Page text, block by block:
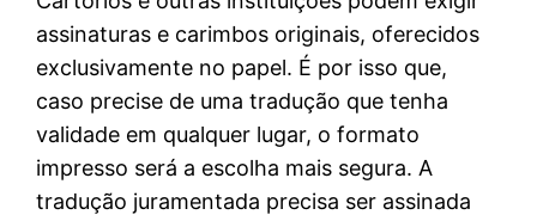
assinaturas e carimbos originais, oferecidos
exclusivamente no papel. É por isso que,
caso precise de uma tradução que tenha
validade em qualquer lugar, o formato
impresso será a escolha mais segura. A
tradução juramentada precisa ser assinada